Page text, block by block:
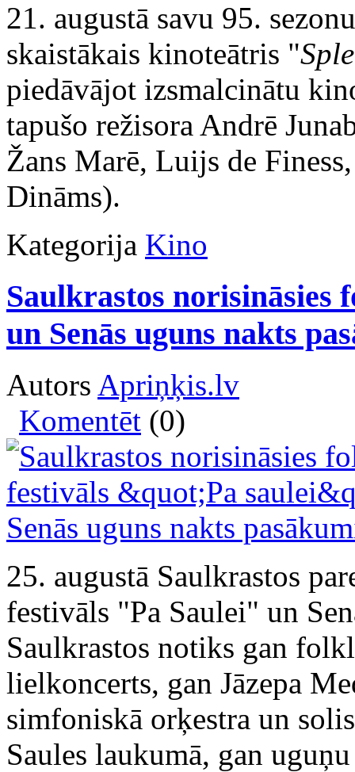
21. augustā savu 95.
skaistākais kinoteātris "
piedāvājot izsmalcinātu
tapušo režisora Andrē
Žans Marē, Luijs de
Dināms).
Kategorija Kino
Saulkrastos norisināsies
un Senās uguns nakts
Autors Apriņķis.lv
Komentēt (0)
25. augustā Saulkrastos
festivāls "Pa Saulei" un
Saulkrastos notiks gan
lielkoncerts, gan Jāzepa
simfoniskā orķestra un
Saules laukumā, gan